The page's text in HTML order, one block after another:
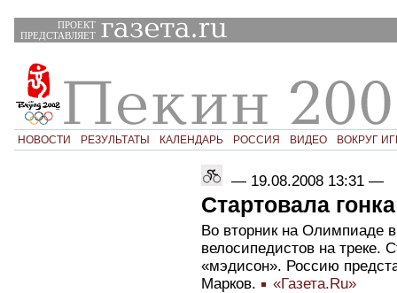
ПРОЕКТ
ПРЕДСТАВЛЯЕТ
НОВОСТИ РЕЗУЛЬТАТЫ КАЛЕНДАРЬ РОССИЯ ВИДЕО ВОКРУГ
— 19.08.2008 13:31 —
Стартовала
Во вторник на Олимпиаде
велосипедистов на треке.
«мэдисон». Россию
Марков.
«Газета.Ru»